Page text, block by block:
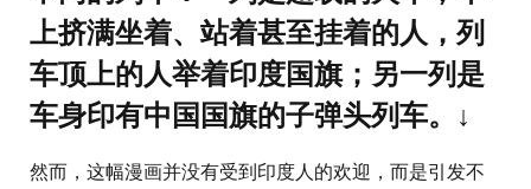
上挤满坐着、站着甚至挂着的人，列
车顶上的人举着印度国旗；另一列是
车身印有中国国旗的子弹头列车。
↓
然而，这幅漫画并没有受到印度人的欢迎，而是引发不